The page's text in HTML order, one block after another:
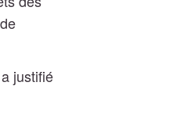
justifié